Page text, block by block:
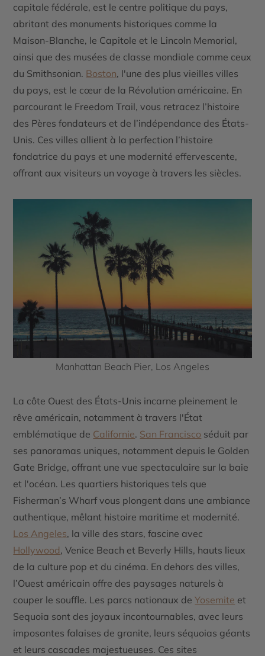
capitale fédérale, est le centre politique du pays,
abritant des monuments historiques comme la
Maison-Blanche, le Capitole et le Lincoln Memorial,
ainsi que des musées de classe mondiale comme ceux
du Smithsonian. Boston, l'une des plus vieilles villes
du pays, est le cœur de la Révolution américaine. En
parcourant le Freedom Trail, vous retracez l’histoire
des Pères fondateurs et de l’indépendance des États-
Unis. Ces villes allient à la perfection l’histoire
fondatrice du pays et une modernité effervescente,
offrant aux visiteurs un voyage à travers les siècles.
Manhattan Beach Pier, Los Angeles
La côte Ouest des États-Unis incarne pleinement le
rêve américain, notamment à travers l'État
emblématique de Californie. San Francisco séduit par
ses panoramas uniques, notamment depuis le Golden
Gate Bridge, offrant une vue spectaculaire sur la baie
et l'océan. Les quartiers historiques tels que
Fisherman’s Wharfvous plongent dans une ambiance
authentique, mêlant histoire maritime et modernité.
Los Angeles, la ville des stars, fascine avec
Hollywood,Venice Beach et Beverly Hills, hauts lieux
de la culture pop et du cinéma. En dehors des villes,
l’Ouest américain offre des paysages naturels à
couper le souffle. Les parcs nationaux deYosemite et
Sequoia sont des joyaux incontournables, avec leurs
imposantes falaises de granite, leurs séquoias géants
et leurs cascades majestueuses. Ces sites